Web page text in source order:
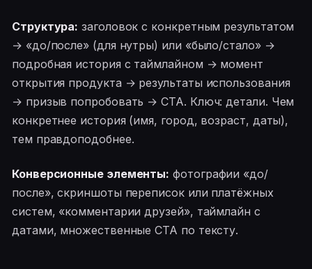
Структура: заголовок с конкретным результатом
→ «до/после» (для нутры) или «было/стало» →
подробная история с таймлайном → момент
открытия продукта → результаты использования
→ призыв попробовать → CTA. Ключ: детали. Чем
конкретнее история (имя, город, возраст, даты),
тем правдоподобнее.
Конверсионные элементы: фотографии «до/
после», скриншоты переписок или платёжных
систем, «комментарии друзей», таймлайн с
датами, множественные CTA по тексту.